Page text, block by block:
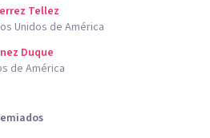
Tellez
Unidos de América
Duque
de América